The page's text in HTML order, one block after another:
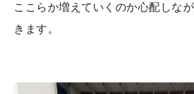
ここらか増えていくのか心配しな
きます。